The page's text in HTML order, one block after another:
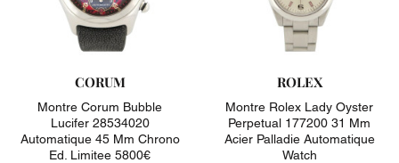
CORUM
Montre Corum Bubble
Lucifer 28534020
Automatique 45 Mm Chrono
Ed. Limitee 5800€
ROLEX
Montre Rolex Lady Oyster
Perpetual 177200 31 Mm
Acier Palladie Automatique
Watch